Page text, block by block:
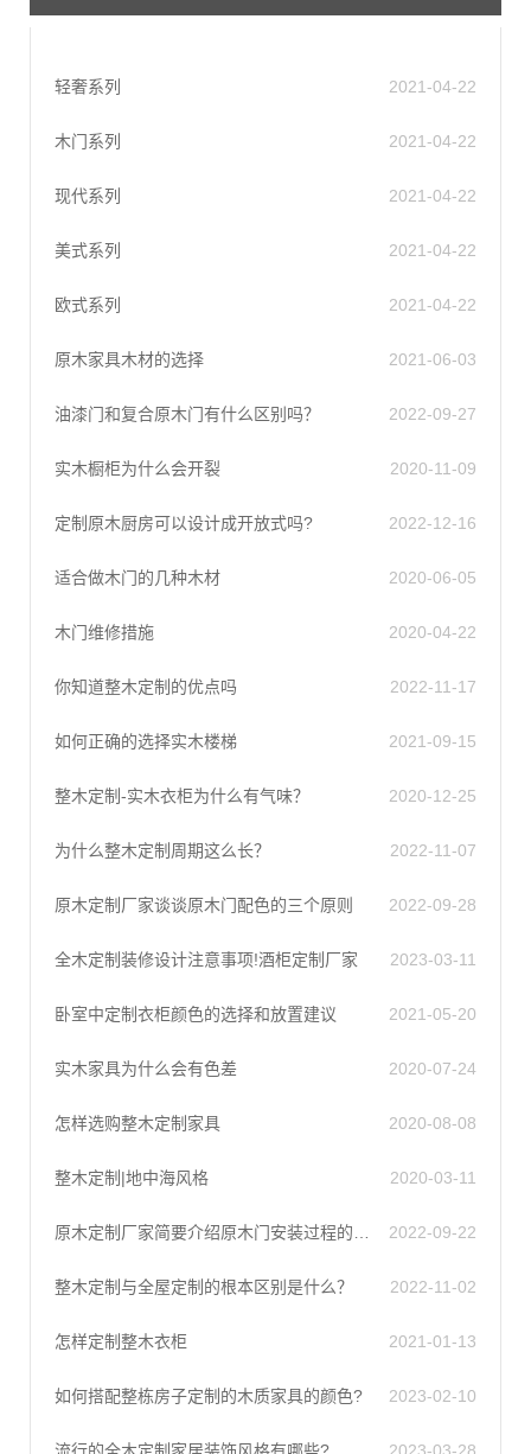
轻奢系列 2021-04-22
木门系列 2021-04-22
现代系列 2021-04-22
美式系列 2021-04-22
欧式系列 2021-04-22
原木家具木材的选择 2021-06-03
油漆门和复合原木门有什么区别吗？ 2022-09-27
实木橱柜为什么会开裂 2020-11-09
定制原木厨房可以设计成开放式吗? 2022-12-16
适合做木门的几种木材 2020-06-05
木门维修措施 2020-04-22
你知道整木定制的优点吗 2022-11-17
如何正确的选择实木楼梯 2021-09-15
整木定制-实木衣柜为什么有气味？ 2020-12-25
为什么整木定制周期这么长？ 2022-11-07
原木定制厂家谈谈原木门配色的三个原则 2022-09-28
全木定制装修设计注意事项!酒柜定制厂家 2023-03-11
卧室中定制衣柜颜色的选择和放置建议 2021-05-20
实木家具为什么会有色差 2020-07-24
怎样选购整木定制家具 2020-08-08
整木定制|地中海风格 2020-03-11
2022-09-22
整木定制与全屋定制的根本区别是什么？ 2022-11-02
怎样定制整木衣柜 2021-01-13
如何搭配整栋房子定制的木质家具的颜色? 2023-02-10